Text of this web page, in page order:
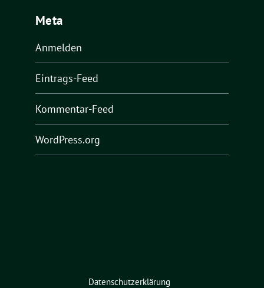
Meta
Anmelden
Eintrags-Feed
Kommentar-Feed
WordPress.org
Datenschutzerklärung